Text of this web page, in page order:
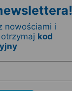
nowościami i
kod